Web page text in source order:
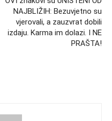
NAJBLIŽIH: Bezuvjetno su
vjerovali, a zauzvrat dobili
izdaju. Karma im dolazi. I NE
PRAŠTA!